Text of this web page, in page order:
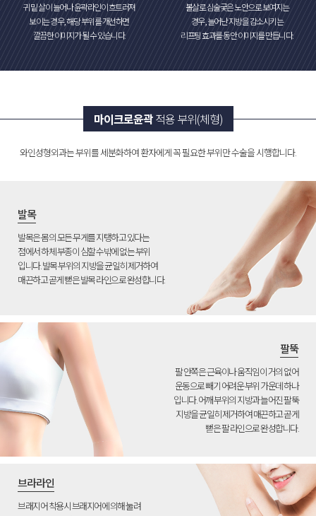
귀 밑 살이 늘어나 윤곽라인이 흐트러져
보이는 경우, 해당 부위를 개선하면
깔끔한 이미지가 될 수 있습니다.
볼살로 심술궂은 노안으로 보여지는
경우, 늘어난 지방을 감소시키는
리프팅 효과를 동안 이미지를 만듭니다.
마이크로윤곽적용 부위(체형)
와인성형외과는 부위를 세분화하여 환자에게 꼭 필요한 부위만 수술을 시행합니다.
발목
발목은 몸의 모든 무게를 지탱하고 있다는
점에서 하체 부종이 심할 수밖에 없는 부위
입니다. 발목 부위의 지방을 균일히 제거하여
매끈하고 곧게 뻗은 발목 라인으로 완성합니다.
팔뚝
팔 안쪽은 근육이나 움직임이 거의 없어
운동으로 빼기 어려운 부위 가운데 하나
입니다. 어깨 부위의 지방과 늘어진 팔뚝
지방을 균일히 제거하여 매끈하고 곧게
뻗은 팔 라인으로 완성합니다.
브라라인
브래지어 착용시 브래지어에 의해 눌려